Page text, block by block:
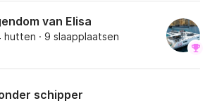
van Elisa
hutten · 9 slaapplaatsen
schipper